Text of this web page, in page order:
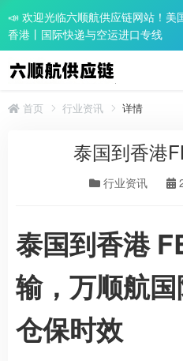
📣 欢迎光临六顺航供应链网站！
香港丨国际快递与空运进口专线
首页 行业资讯 详情
泰国到香港
行业资讯
泰国到香港
输，万顺航
仓保时效